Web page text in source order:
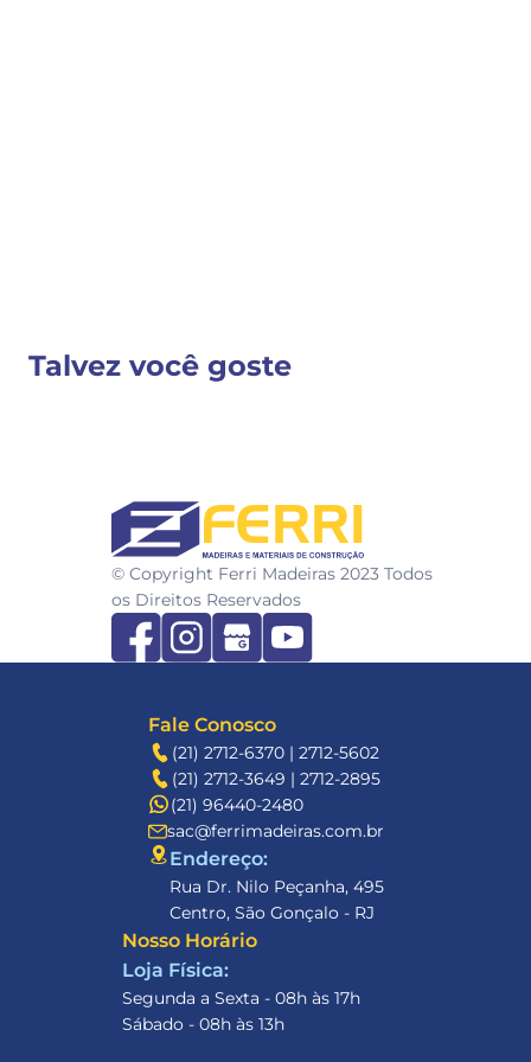
VER MAIS INFORMAÇÕES
Talvez você goste
FERRI
© Copyright Ferri Madeiras 2023 Todos
os Direitos Reservados
Fale Conosco
(21) 2712-6370 | 2712-5602
(21) 2712-3649 | 2712-2895
(21) 96440-2480
sac@ferrimadeiras.com.br
Endereço:
Rua Dr. Nilo Peçanha, 495
Centro, São Gonçalo - RJ
Nosso Horário
Loja Física:
Segunda a Sexta - 08h às 17h
Sábado - 08h às 13h